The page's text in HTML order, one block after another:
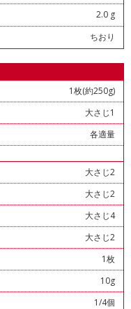
2.0 g
ちおり
1枚(約250g)
大さじ1
各適量
大さじ2
大さじ2
大さじ4
大さじ2
1枚
10g
1/4個